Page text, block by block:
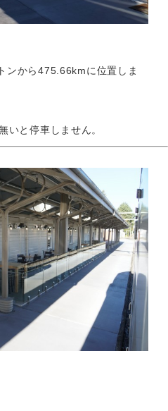
ンから475.66kmに位置しま
いと停車しません。